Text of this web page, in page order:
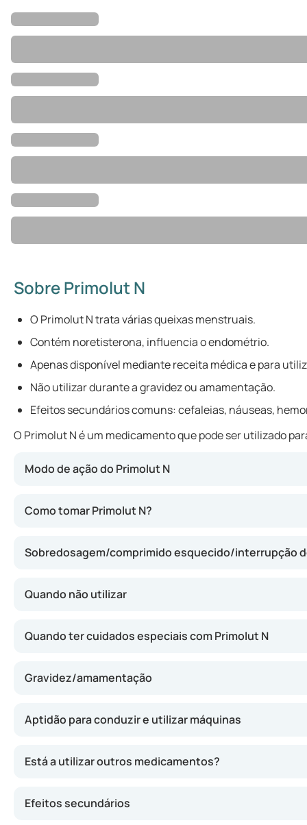
Sobre Primolut N
O Primolut N trata várias queixas menstruais.
Contém noretisterona, influencia o endométrio.
Apenas disponível mediante receita médica e para
Não utilizar durante a gravidez ou amamentação.
Efeitos secundários comuns: cefaleias, náuseas,
O Primolut N é um medicamento que pode ser utilizado
Modo de ação do Primolut N
Como tomar Primolut N?
Sobredosagem/comprimido esquecido/interrupção
Quando não utilizar
Quando ter cuidados especiais com Primolut N
Gravidez/amamentação
Aptidão para conduzir e utilizar máquinas
Está a utilizar outros medicamentos?
Efeitos secundários